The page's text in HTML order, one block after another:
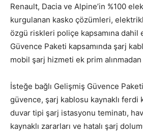
Renault, Dacia ve Alpine’in %100
kurgulanan kasko çözümleri,
özgü riskleri poliçe kapsamına dahil
Güvence Paketi kapsamında şarj
mobil şarj hizmeti ek prim
İsteğe bağlı Gelişmiş Güvence
güvence, şarj kablosu kaynaklı ferdi
duvar tipi şarj istasyonu teminatı,
kaynaklı zararları ve hatalı şarj